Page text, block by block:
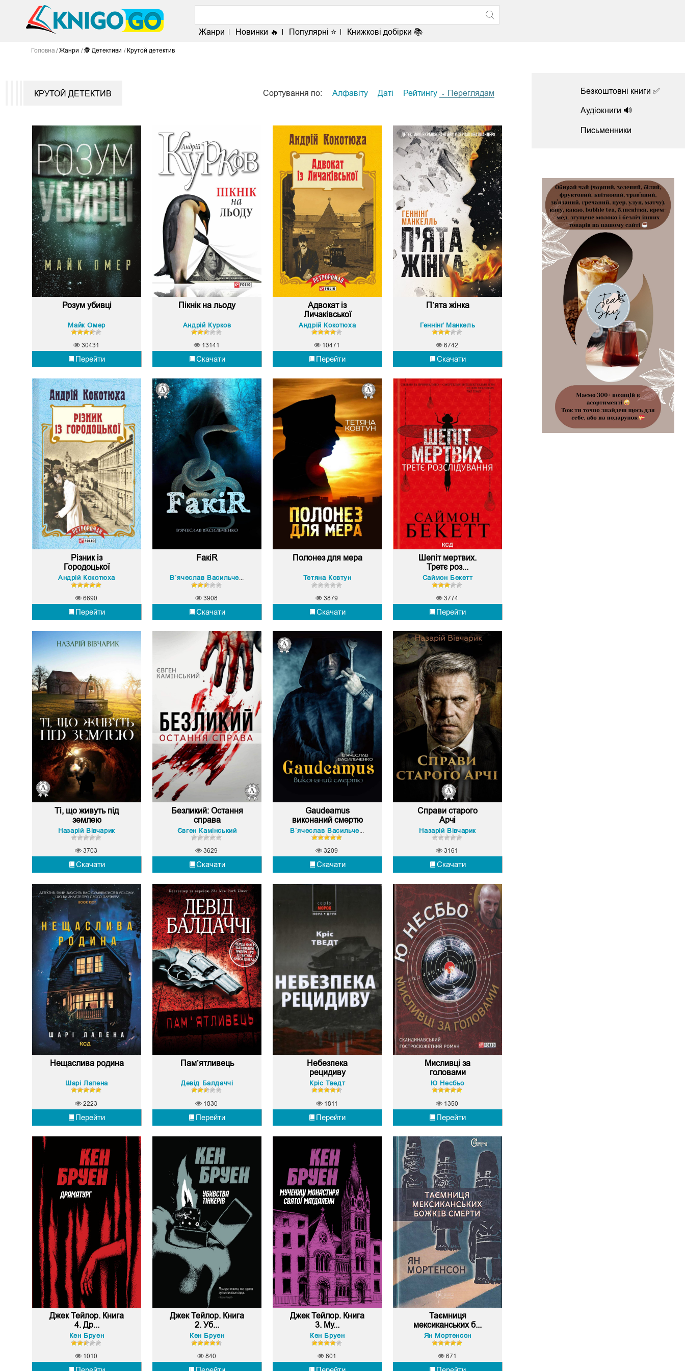
Жанри Новинки 🔥 Популярні ⭐ Книжкові добірки 📚
Головна Жанри 🕵 Детективи Крутой детектив
КРУТОЙ ДЕТЕКТИВ Сортування по: Алфавіту Даті Рейтингу Переглядам
Розум убивці
Майк Омер
Перейти
30431
Пікнік на льоду
Андрій Курков
Скачати
13141
Адвокат із
Личаківської
Андрій Кокотюха
Перейти
10471
П’ята жінка
Геннінґ Манкель
Скачати
6742
Різник із
Городоцької
Андрій Кокотюха
Перейти
6690
FакіR
В’ячеслав Васильченко
Скачати
3908
Полонез для мера
Тетяна Ковтун
Скачати
3879
Шепіт мертвих.
Третє роз...
Саймон Бекетт
Перейти
3774
Ті, що живуть під
землею
Назарій Вівчарик
Скачати
3703
Безликий: Остання
справа
Євген Камінський
Скачати
3629
Gaudeamus
виконаний смертю
Скачати
3209
Справи старого
Арчі
Назарій Вівчарик
Скачати
3161
Нещаслива родина
Шарі Лапена
Перейти
2223
Пам’ятливець
Девід Балдаччі
Перейти
1830
Небезпека
рецидиву
Кріс Тведт
Перейти
1811
Мисливцi за
головами
Ю Несбьо
Перейти
1350
Джек Тейлор. Книга
4. Др...
Кен Бруен
1010
Джек Тейлор. Книга
2. Уб...
Кен Бруен
840
Джек Тейлор. Книга
3. Му...
Кен Бруен
801
Таємниця
мексиканських б...
Ян Мортенсон
671
Безкоштовні книги ✅
Аудіокниги 🔊
Письменники